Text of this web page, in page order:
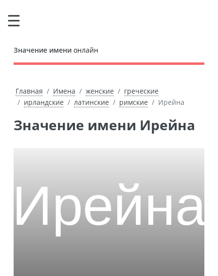
Значение имени онлайн
Главная Имена женские
греческие
ирландские
латинские римские Ирейна
Значение имени Ирейна